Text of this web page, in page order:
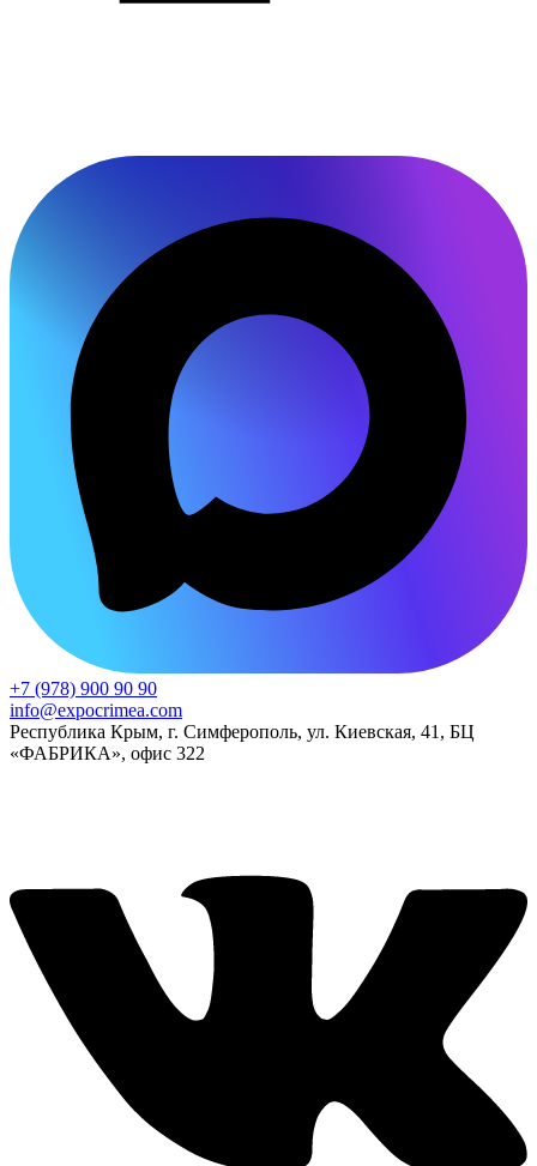
+7 (978) 900 90 90
info@expocrimea.com
Республика Крым, г. Симферополь, ул. Киевская, 41, БЦ
«ФАБРИКА», офис 322